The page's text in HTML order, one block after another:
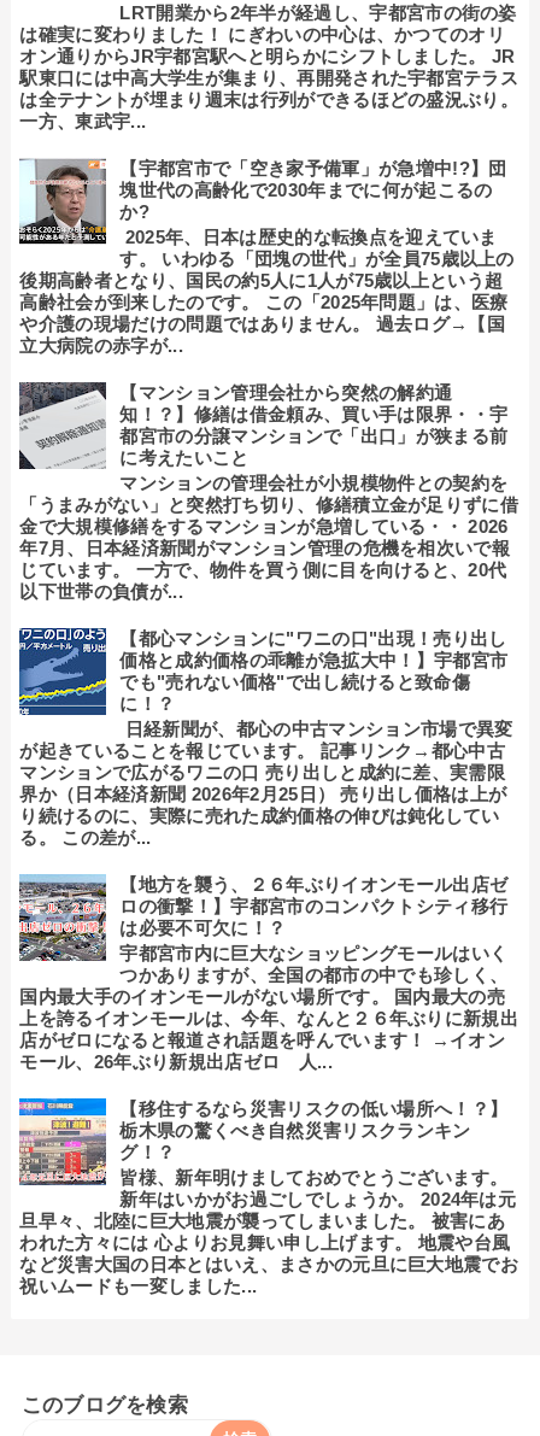
LRT開業から2年半が経過し、宇都宮市の街の姿
は確実に変わりました！ にぎわいの中心は、かつてのオリ
オン通りからJR宇都宮駅へと明らかにシフトしました。 JR
駅東口には中高大学生が集まり、再開発された宇都宮テラス
は全テナントが埋まり週末は行列ができるほどの盛況ぶり。
一方、東武宇...
【宇都宮市で「空き家予備軍」が急増中!?】団
塊世代の高齢化で2030年までに何が起こるの
か?
2025年、日本は歴史的な転換点を迎えていま
す。 いわゆる「団塊の世代」が全員75歳以上の
後期高齢者となり、国民の約5人に1人が75歳以上という超
高齢社会が到来したのです。 この「2025年問題」は、医療
や介護の現場だけの問題ではありません。 過去ログ→【国
立大病院の赤字が...
【マンション管理会社から突然の解約通
知！？】修繕は借金頼み、買い手は限界・・宇
都宮市の分譲マンションで「出口」が狭まる前
に考えたいこと
マンションの管理会社が小規模物件との契約を
「うまみがない」と突然打ち切り、修繕積立金が足りずに借
金で大規模修繕をするマンションが急増している・・ 2026
年7月、日本経済新聞がマンション管理の危機を相次いで報
じています。 一方で、物件を買う側に目を向けると、20代
以下世帯の負債が...
【都心マンションに"ワニの口"出現！売り出し
価格と成約価格の乖離が急拡大中！】宇都宮市
でも"売れない価格"で出し続けると致命傷
に！？
日経新聞が、都心の中古マンション市場で異変
が起きていることを報じています。 記事リンク→都心中古
マンションで広がるワニの口 売り出しと成約に差、実需限
界か（日本経済新聞 2026年2月25日） 売り出し価格は上が
り続けるのに、実際に売れた成約価格の伸びは鈍化してい
る。 この差が...
【地方を襲う、２６年ぶりイオンモール出店ゼ
ロの衝撃！】宇都宮市のコンパクトシティ移行
は必要不可欠に！？
宇都宮市内に巨大なショッピングモールはいく
つかありますが、全国の都市の中でも珍しく、
国内最大手のイオンモールがない場所です。 国内最大の売
上を誇るイオンモールは、今年、なんと２６年ぶりに新規出
店がゼロになると報道され話題を呼んでいます！ →イオン
モール、26年ぶり新規出店ゼロ 人...
【移住するなら災害リスクの低い場所へ！？】
栃木県の驚くべき自然災害リスクランキン
グ！？
皆様、新年明けましておめでとうございます。
新年はいかがお過ごしでしょうか。 2024年は元
旦早々、北陸に巨大地震が襲ってしまいました。 被害にあ
われた方々には 心よりお見舞い申し上げます。 地震や台風
など災害大国の日本とはいえ、まさかの元旦に巨大地震でお
祝いムードも一変しました...
このブログを検索